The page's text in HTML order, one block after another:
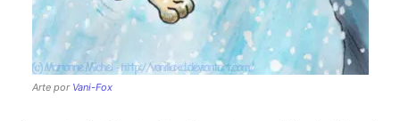
Arte por Vani-Fox